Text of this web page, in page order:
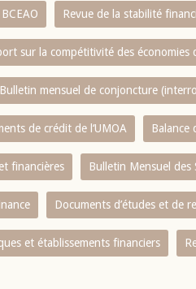
Revue de la stabilité
sur la compétitivité des économies
Bulletin mensuel de conjoncture
de crédit de l‘UMOA Balance
financières Bulletin Mensuel des
Documents d’études et de
et établissements financiers